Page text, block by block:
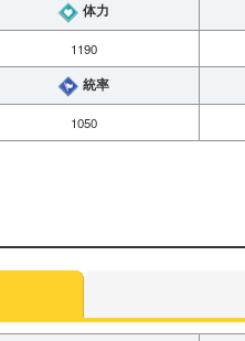
体力
1190
統率
1050